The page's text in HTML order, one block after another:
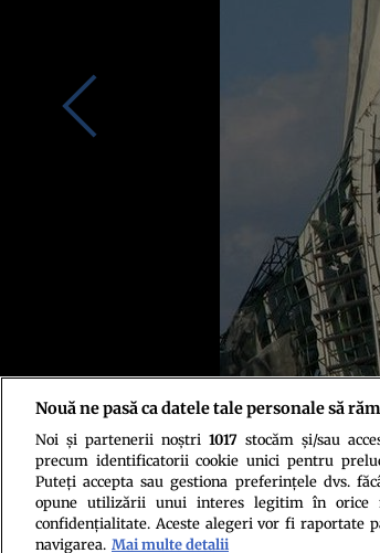
Nouă ne pasă ca datele tale personale să
Noi și partenerii noștri 1017stocăm și/sau
precum identificatorii cookie unici pentru
Puteți accepta sau gestiona preferințele dvs.
opune utilizării unui interes legitim în orice
confidențialitate. Aceste alegeri vor fi raportate
navigarea. Mai multe detalii